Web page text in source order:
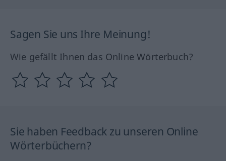
Sagen Sie uns Ihre Meinung!
Wie gefällt Ihnen das Online Wörterbuch?
Sie haben Feedback zu unseren Online
Wörterbüchern?